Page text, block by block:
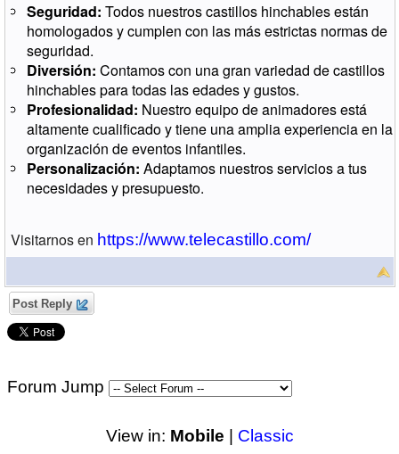
Seguridad: Todos nuestros castillos hinchables están
homologados y cumplen con las más estrictas normas de
seguridad.
Diversión: Contamos con una gran variedad de castillos
hinchables para todas las edades y gustos.
Profesionalidad: Nuestro equipo de animadores está
altamente cualificado y tiene una amplia experiencia en la
organización de eventos infantiles.
Personalización: Adaptamos nuestros servicios a tus
necesidades y presupuesto.
Visitarnos en https://www.telecastillo.com/
Post Reply
Forum Jump
View in: Mobile Classic